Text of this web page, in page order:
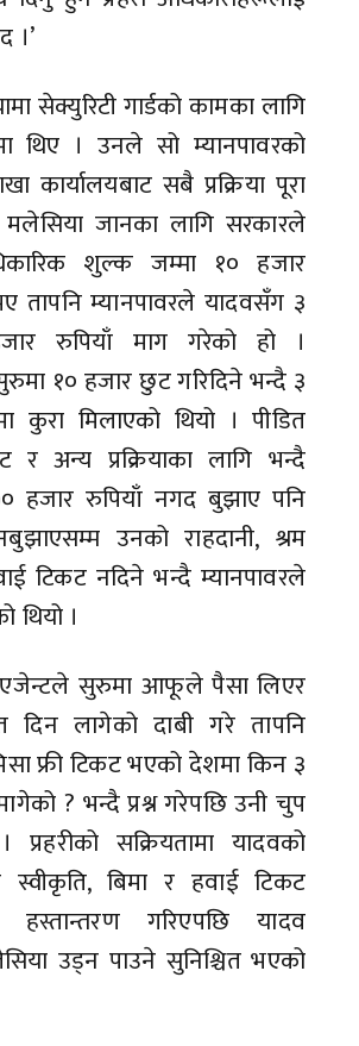
।’
सेक्युरिटी गार्डको कामका लागि
थिए । उनले सो म्यानपावरको
कार्यालयबाट सबै प्रक्रिया पूरा
जानका लागि सरकारले
शुल्क जम्मा १० हजार
तापनि म्यानपावरले यादवसँग ३
रुपियाँ माग गरेको हो ।
१० हजार छुट गरिदिने भन्दै ३
कुरा मिलाएको थियो । पीडित
र अन्य प्रक्रियाका लागि भन्दै
हजार रुपियाँ नगद बुझाए पनि
उनको राहदानी, श्रम
टिकट नदिने भन्दै म्यानपावरले
थियो ।
एजेन्टले सुरुमा आफूले पैसा लिएर
दिन लागेको दाबी गरे तापनि
फ्री टिकट भएको देशमा किन ३
? भन्दै प्रश्न गरेपछि उनी चुप
सक्रियतामा यादवको
स्वीकृति, बिमा र हवाई टिकट
हस्तान्तरण गरिएपछि यादव
उड्न पाउने सुनिश्चित भएको